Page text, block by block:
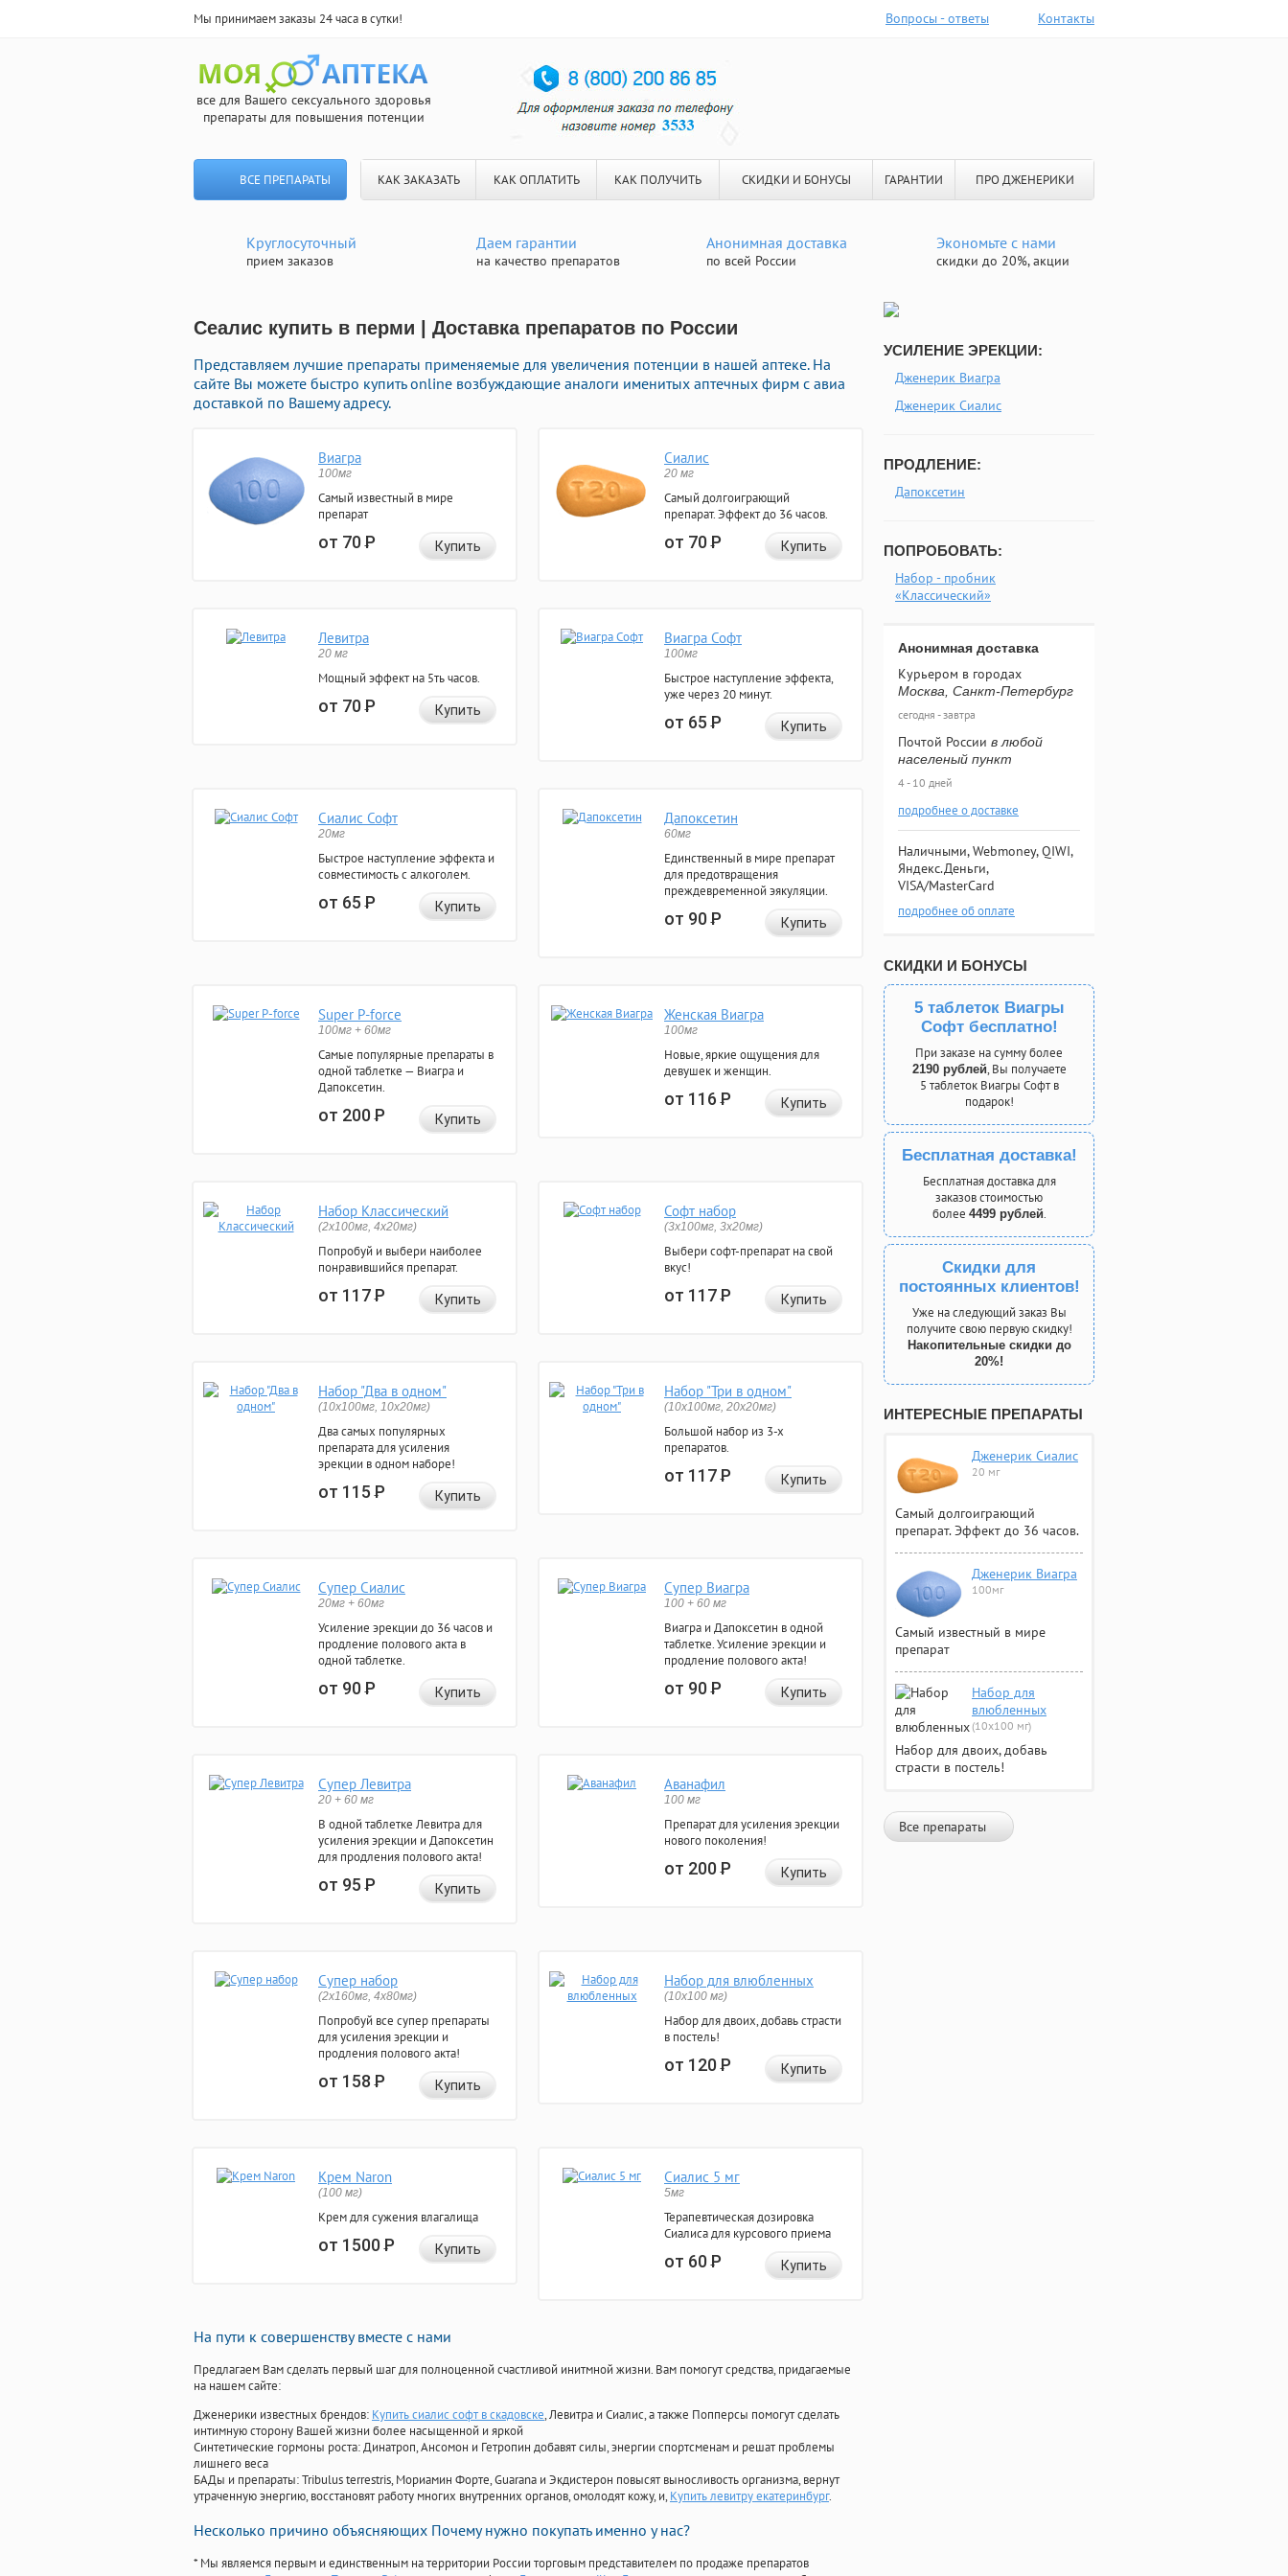
Мы принимаем заказы 24 часа в сутки! Вопросы - ответы Контакты
все для Вашего сексуального здоровья
препараты для повышения потенции
ВСЕ ПРЕПАРАТЫ КАК ЗАКАЗАТЬ КАК ОПЛАТИТЬ КАК ПОЛУЧИТЬ СКИДКИ И БОНУСЫ ГАРАНТИИ ПРО ДЖЕНЕРИКИ
Круглосуточный
прием заказов
Даем гарантии
на качество препаратов
Анонимная доставка
по всей России
Экономьте с нами
скидки до 20%, акции
Сеалис купить в перми | Доставка препаратов по России
Представляем лучшие препараты применяемые для увеличения потенции в нашей аптеке. На
сайте Вы можете быстро купить online возбуждающие аналоги именитых аптечных фирм с авиа
доставкой по Вашему адресу.
Виагра
100мг
Самый известный в мире
препарат
от 70Р Купить
Сиалис
20 мг
Самый долгоиграющий
препарат. Эффект до 36 часов.
от 70Р Купить
Левитра
20 мг
Мощный эффект на 5ть часов.
от 70Р Купить
Виагра Софт
100мг
Быстрое наступление эффекта,
уже через 20 минут.
от 65Р Купить
Сиалис Софт
20мг
Быстрое наступление эффекта и
совместимость с алкоголем.
от 65Р Купить
Дапоксетин
60мг
Единственный в мире препарат
для предотвращения
преждевременной эякуляции.
от 90Р Купить
Super P-force
100мг + 60мг
Самые популярные препараты в
одной таблетке — Виагра и
Дапоксетин.
от 200Р Купить
Женская Виагра
100мг
Новые, яркие ощущения для
девушек и женщин.
от 116Р Купить
Набор Классический
(2x100мг, 4x20мг)
Попробуй и выбери наиболее
понравившийся препарат.
от 117Р Купить
Софт набор
(3x100мг, 3x20мг)
Выбери софт-препарат на свой
вкус!
от 117Р Купить
Набор "Два в одном"
(10x100мг, 10x20мг)
Два самых популярных
препарата для усиления
эрекции в одном наборе!
от 115Р Купить
Набор "Три в одном"
(10x100мг, 20x20мг)
Большой набор из 3-х
препаратов.
от 117Р Купить
Супер Сиалис
20мг + 60мг
Усиление эрекции до 36 часов и
продление полового акта в
одной таблетке.
от 90Р Купить
Супер Виагра
100 + 60 мг
Виагра и Дапоксетин в одной
таблетке. Усиление эрекции и
продление полового акта!
от 90Р Купить
Супер Левитра
20 + 60 мг
В одной таблетке Левитра для
усиления эрекции и Дапоксетин
для продления полового акта!
от 95Р Купить
Аванафил
100 мг
Препарат для усиления эрекции
нового поколения!
от 200Р Купить
Супер набор
(2х160мг, 4х80мг)
Попробуй все супер препараты
для усиления эрекции и
продления полового акта!
от 158Р Купить
Набор для влюбленных
(10х100 мг)
Набор для двоих, добавь страсти
в постель!
от 120Р Купить
Крем Naron
(100 мг)
Крем для сужения влагалища
от 1500Р Купить
Сиалис 5 мг
5мг
Терапевтическая дозировка
Сиалиса для курсового приема
от 60Р Купить
На пути к совершенству вместе с нами
Предлагаем Вам сделать первый шаг для полноценной счастливой инитмной жизни. Вам помогут средства, придагаемые
на нашем сайте:
Дженерики известных брендов: Купить сиалис софт в скадовске, Левитра и Сиалис, а также Попперсы помогут сделать
интимную сторону Вашей жизни более насыщенной и яркой
Синтетические гормоны роста: Динатроп, Ансомон и Гетропин добавят силы, энергии спортсменам и решат проблемы
лишнего веса
БАДы и препараты:Tribulus terrestris, Мориамин Форте, Guarana и Экдистерон повысят выносливость организма, вернут
утраченную энергию, восстановят работу многих внутренних органов, омолодят кожу, и, Купить левитру екатеринбург.
Несколько причино объясняющих Почему нужно покупать именно у нас?
* Мы являемся первым и единственным на территории России торговым представителем по продаже препаратов
УСИЛЕНИЕ ЭРЕКЦИИ:
Дженерик Виагра
Дженерик Сиалис
ПРОДЛЕНИЕ:
Дапоксетин
ПОПРОБОВАТЬ:
Набор - пробник
«Классический»
Анонимная доставка
Курьером в городах
Москва, Санкт-Петербург
сегодня - завтра
Почтой России в любой
населеный пункт
4 - 10 дней
подробнее о доставке
Наличными, Webmoney, QIWI,
Яндекс.Деньги,
VISA/MasterCard
подробнее об оплате
СКИДКИ И БОНУСЫ
5 таблеток Виагры
Софт бесплатно!
При заказе на сумму более
2190 рублей, Вы получаете
5 таблеток Виагры Софт в
подарок!
Бесплатная доставка!
Бесплатная доставка для
заказов стоимостью
более 4499 рублей.
Скидки для
постоянных клиентов!
Уже на следующий заказ Вы
получите свою первую скидку!
Накопительные скидки до
20%!
ИНТЕРЕСНЫЕ ПРЕПАРАТЫ
Дженерик Сиалис
20 мг
Самый долгоиграющий
препарат. Эффект до 36 часов.
Дженерик Виагра
100мг
Самый известный в мире
препарат
Набор для
влюбленных
(10х100 мг)
Набор для двоих, добавь
страсти в постель!
Все препараты